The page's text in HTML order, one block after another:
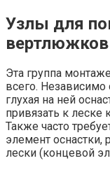
Узлы для
вертлюжков
Эта группа
всего. Независимо
глухая на ней
привязать к леске
Также часто
элемент оснастки,
лески (концевой